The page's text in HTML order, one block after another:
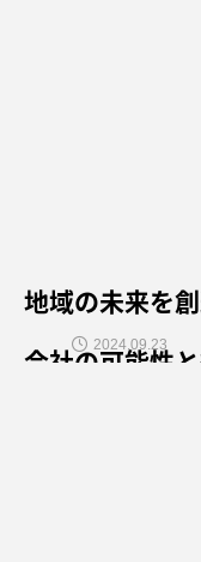
地域の未来を
会社の可能性
2024.09.23